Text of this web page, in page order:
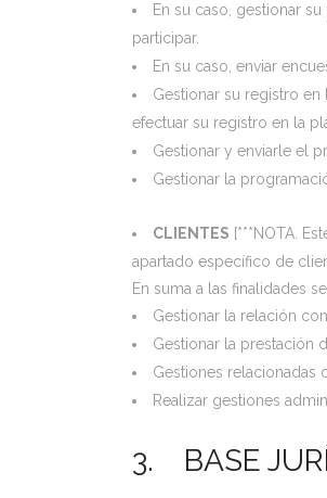
En su caso, gestionar
participar.
En su caso, enviar
Gestionar su registro
efectuar su registro en la
Gestionar y enviarle el
Gestionar la
CLIENTES [***NOTA.
apartado específico de
En suma a las finalidades
Gestionar la relación
Gestionar la prestación
Gestiones
Realizar gestiones
3. BASE